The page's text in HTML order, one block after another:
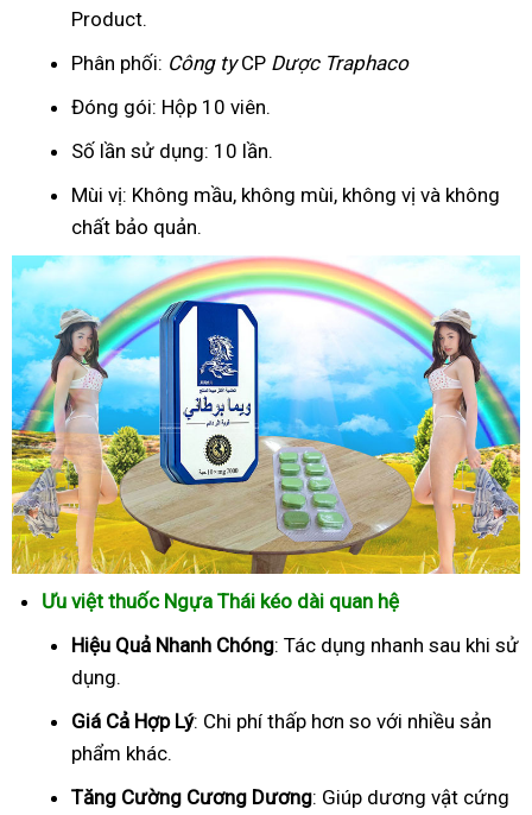
Product.
Phân phối: Công tyCP Dược Traphaco
Đóng gói: Hộp 10 viên.
Số lần sử dụng: 10 lần.
Mùi vị: Không mầu, không mùi, không vị và không
chất bảo quản.
Ưu việt thuốc Ngựa Thái kéo dài quan hệ
Hiệu Quả Nhanh Chóng: Tác dụng nhanh sau khi sử
dụng.
Giá Cả Hợp Lý: Chi phí thấp hơn so với nhiều sản
phẩm khác.
Tăng Cường Cương Dương: Giúp dương vật cứng